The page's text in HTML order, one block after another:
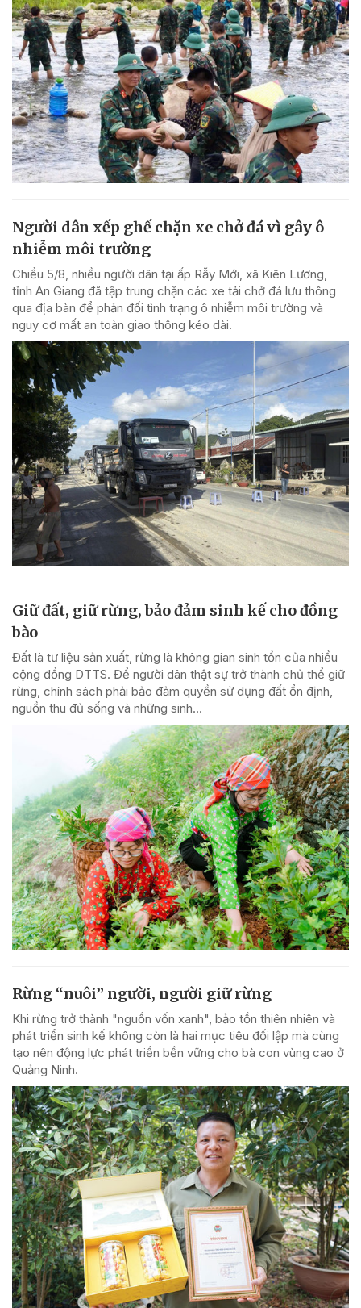
Người dân xếp ghế chặn xe chở đá vì gây ô
nhiễm môi trường
Chiều 5/8, nhiều người dân tại ấp Rẫy Mới, xã Kiên Lương,
tỉnh An Giang đã tập trung chặn các xe tải chở đá lưu thông
qua địa bàn để phản đối tình trạng ô nhiễm môi trường và
nguy cơ mất an toàn giao thông kéo dài.
Giữ đất, giữ rừng, bảo đảm sinh kế cho đồng
bào
Đất là tư liệu sản xuất, rừng là không gian sinh tồn của nhiều
cộng đồng DTTS. Để người dân thật sự trở thành chủ thể giữ
rừng, chính sách phải bảo đảm quyền sử dụng đất ổn định,
nguồn thu đủ sống và những sinh...
Rừng “nuôi” người, người giữ rừng
Khi rừng trở thành "nguồn vốn xanh", bảo tồn thiên nhiên và
phát triển sinh kế không còn là hai mục tiêu đối lập mà cùng
tạo nên động lực phát triển bền vững cho bà con vùng cao ở
Quảng Ninh.